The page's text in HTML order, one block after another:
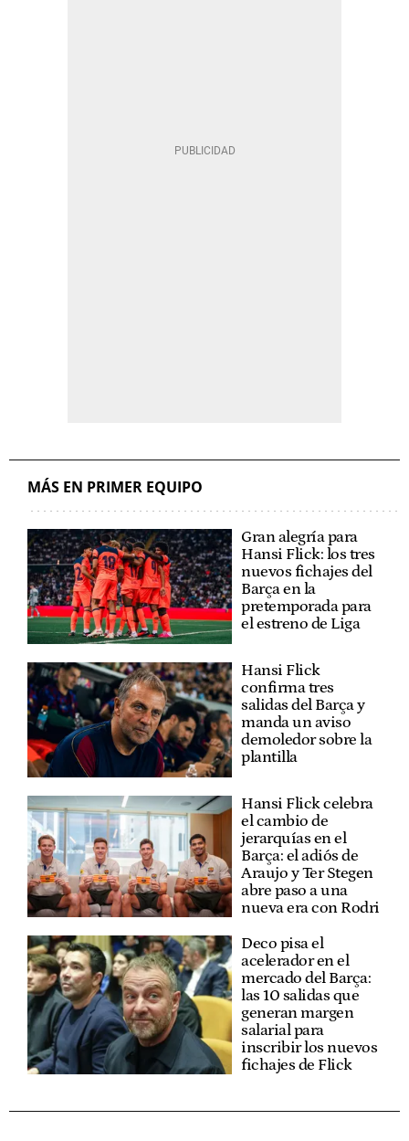
MÁS EN PRIMER EQUIPO
Gran alegría para
Hansi Flick: los tres
nuevos fichajes del
Barça en la
pretemporada para
el estreno de Liga
Hansi Flick
confirma tres
salidas del Barça y
manda un aviso
demoledor sobre la
plantilla
Hansi Flick celebra
el cambio de
jerarquías en el
Barça: el adiós de
Araujo y Ter Stegen
abre paso a una
nueva era con Rodri
Deco pisa el
acelerador en el
mercado del Barça:
las 10 salidas que
generan margen
salarial para
inscribir los nuevos
fichajes de Flick